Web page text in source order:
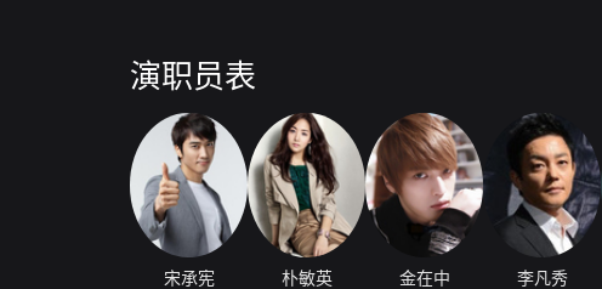
演职员表
宋承宪 朴敏英 金在中 李凡秀